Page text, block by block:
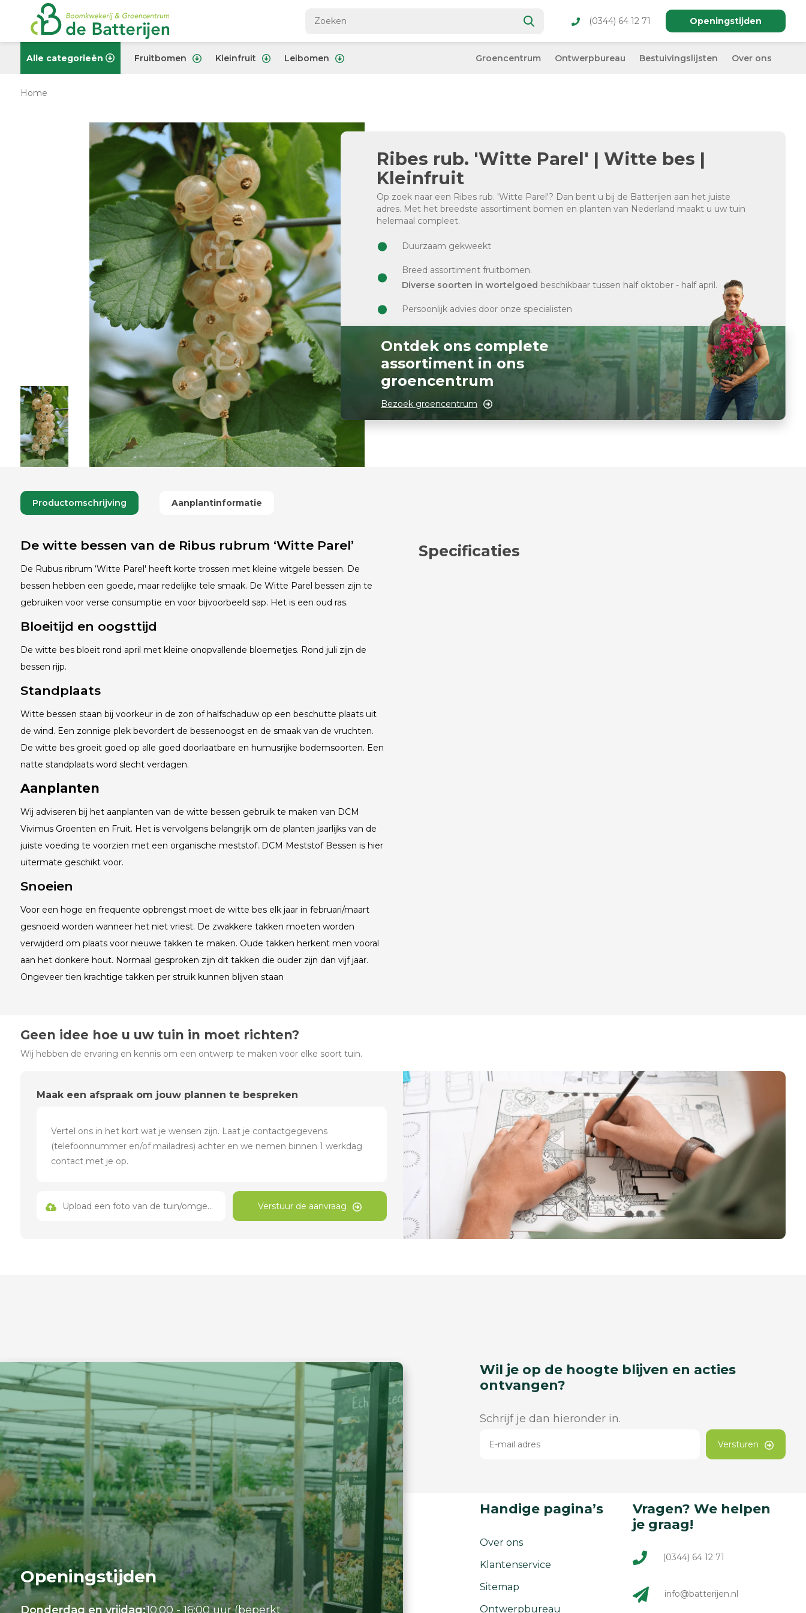
(0344) 64 12 71 Openingstijden
Alle categorieën Fruitbomen Kleinfruit Leibomen Groencentrum Ontwerpbureau Bestuivingslijsten Over ons
Home
Ribes rub. 'Witte Parel' | Witte bes |
Kleinfruit
Op zoek naar een Ribes rub. 'Witte Parel'? Dan bent u bij de Batterijen aan het juiste
adres. Met het breedste assortiment bomen en planten van Nederland maakt u uw tuin
helemaal compleet.
Duurzaam gekweekt
Breed assortiment fruitbomen.
Diverse soorten in wortelgoed beschikbaar tussen half oktober - half april.
Persoonlijk advies door onze specialisten
Ontdek ons complete
assortiment in ons
groencentrum
Bezoek groencentrum
Productomschrijving Aanplantinformatie
De witte bessen van de Ribus rubrum ‘Witte Parel’
De Rubus ribrum ‘Witte Parel' heeft korte trossen met kleine witgele bessen. De
bessen hebben een goede, maar redelijke tele smaak. De Witte Parel bessen zijn te
gebruiken voor verse consumptie en voor bijvoorbeeld sap. Het is een oud ras.
Bloeitijd en oogsttijd
De witte bes bloeit rond april met kleine onopvallende bloemetjes. Rond juli zijn de
bessen rijp.
Standplaats
Witte bessen staan bij voorkeur in de zon of halfschaduw op een beschutte plaats uit
de wind. Een zonnige plek bevordert de bessenoogst en de smaak van de vruchten.
De witte bes groeit goed op alle goed doorlaatbare en humusrijke bodemsoorten. Een
natte standplaats word slecht verdagen.
Aanplanten
Wij adviseren bij het aanplanten van de witte bessen gebruik te maken van DCM
Vivimus Groenten en Fruit. Het is vervolgens belangrijk om de planten jaarlijks van de
juiste voeding te voorzien met een organische meststof. DCM Meststof Bessen is hier
uitermate geschikt voor.
Snoeien
Voor een hoge en frequente opbrengst moet de witte bes elk jaar in februari/maart
gesnoeid worden wanneer het niet vriest. De zwakkere takken moeten worden
verwijderd om plaats voor nieuwe takken te maken. Oude takken herkent men vooral
aan het donkere hout. Normaal gesproken zijn dit takken die ouder zijn dan vijf jaar.
Ongeveer tien krachtige takken per struik kunnen blijven staan
Specificaties
Geen idee hoe u uw tuin in moet richten?
Wij hebben de ervaring en kennis om een ontwerp te maken voor elke soort tuin.
Maak een afspraak om jouw plannen te bespreken
Upload een foto van de tuin/omgeving Verstuur de aanvraag
Openingstijden
Donderdag en vrijdag:10:00 - 16:00 uur (beperkt
Wil je op de hoogte blijven en acties
ontvangen?
Schrijf je dan hieronder in.
Versturen
Handige pagina’s
Over ons
Klantenservice
Sitemap
Ontwerpbureau
Vragen? We helpen
je graag!
(0344) 64 12 71
info@batterijen.nl